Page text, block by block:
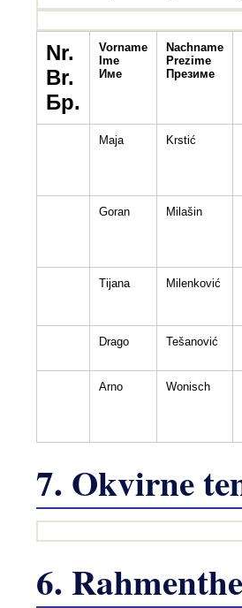
Nr.
Br.
Бр.
Vorname
Ime
Име
Nachname
Prezime
Презиме
Maja Krstić
Goran Milašin
Tijana Milenković
Drago Tešanović
Arno Wonisch
7. Okvirne
6.